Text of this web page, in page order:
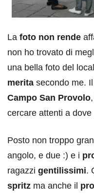
La foto non rende
non ho trovato di
una bella foto del
merita secondo me. Il
Campo San Provolo
cercare attenti a dove
Posto non troppo
angolo, e due :) e i
ragazzi gentilissimi.
spritz ma anche il